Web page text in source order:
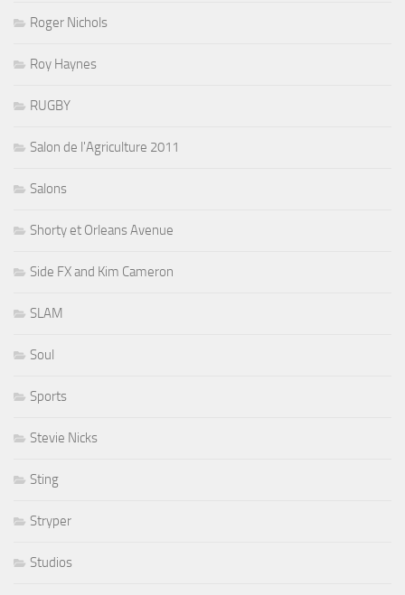
Roger Nichols
Roy Haynes
RUGBY
Salon de l'Agriculture 2011
Salons
Shorty et Orleans Avenue
Side FX and Kim Cameron
SLAM
Soul
Sports
Stevie Nicks
Sting
Stryper
Studios